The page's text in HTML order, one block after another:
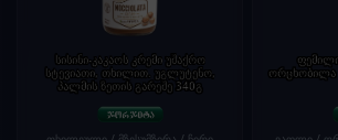
სისინი-კაკაოს კრემი უშაქრო
სტევიათი, თხილით. უგლუტენო,
პალმის ზეთის გარეშე 340გ
ორცხობილა